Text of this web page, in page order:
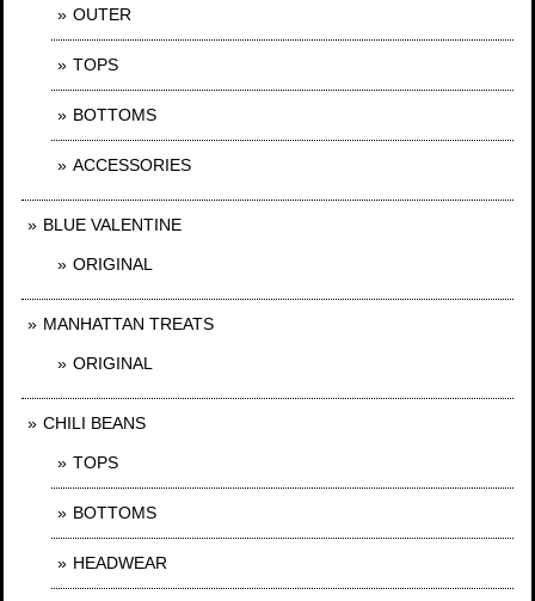
OUTER
TOPS
BOTTOMS
ACCESSORIES
BLUE VALENTINE
ORIGINAL
MANHATTAN TREATS
ORIGINAL
CHILI BEANS
TOPS
BOTTOMS
HEADWEAR